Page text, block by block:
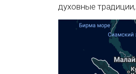
духовные